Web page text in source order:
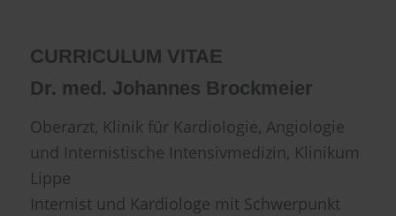
CURRICULUM VITAE
Dr. med. Johannes Brockmeier
Oberarzt, Klinik für Kardiologie, Angiologie
und Internistische Intensivmedizin, Klinikum
Lippe
Internist und Kardiologe mit Schwerpunkt